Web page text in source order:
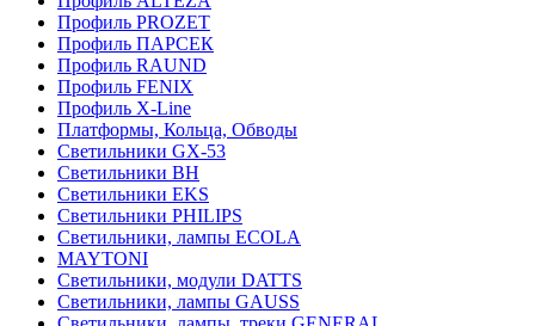
Профиль PROZET
Профиль ПАРСЕК
Профиль RAUND
Профиль FENIX
Профиль Х-Line
Платформы, Кольца, Обводы
Светильники GX-53
Светильники BH
Светильники EKS
Светильники PHILIPS
Светильники, лампы ECOLA
MAYTONI
Светильники, модули DATTS
Светильники, лампы GAUSS